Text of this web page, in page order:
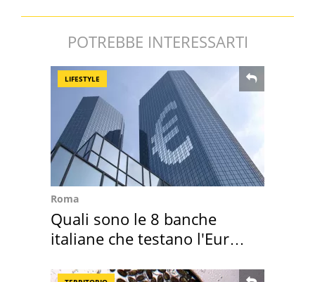
POTREBBE INTERESSARTI
LIFESTYLE
Roma
Quali sono le 8 banche
italiane che testano l'Euro